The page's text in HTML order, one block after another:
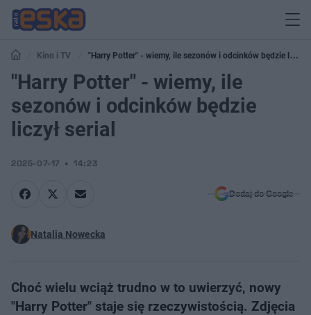
Kino i TV
"Harry Potter" - wiemy, ile sezonów i odcinków będzie liczył
serial
"Harry Potter" - wiemy, ile
sezonów i odcinków będzie
liczył serial
2025-07-17 14:23
Dodaj do Google
Natalia Nowecka
Choć wielu wciąż trudno w to uwierzyć, nowy
"Harry Potter" staje się rzeczywistością. Zdjęcia